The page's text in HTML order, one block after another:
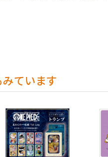
ています